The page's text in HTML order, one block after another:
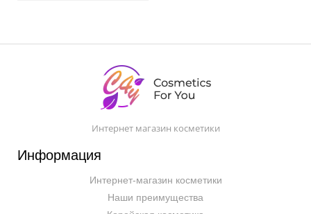
Интернет магазин косметики
Информация
Интернет-магазин косметики
Наши преимущества